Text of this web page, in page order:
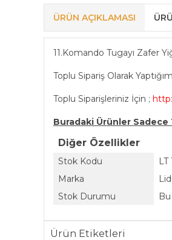
ÜRÜN AÇIKLAMASI
11.Komando Tugayı Zafer
Toplu Sipariş Olarak
Toplu Siparişleriniz İçin ;
Buradaki Ürünler Sadece
Diğer Özellikler
Stok Kodu
LT
Marka
Stok Durumu
Ürün Etiketleri